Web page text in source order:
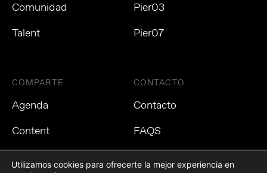
Comunidad
Talent
Pier03
Pier07
COMPARTE
Agenda
Content
CONTACTO
Contacto
FAQS
Utilizamos cookies para ofrecerte la mejor experiencia en